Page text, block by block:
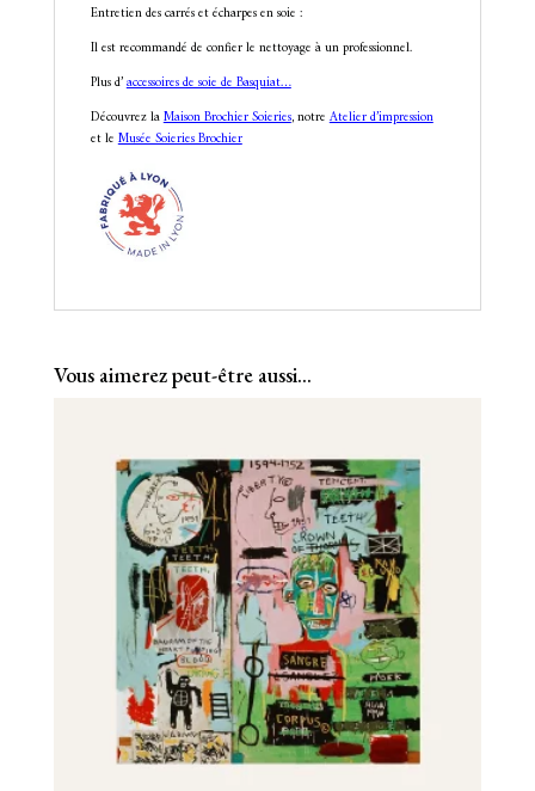
Entretien des carrés et écharpes en soie :
Il est recommandé de confier le nettoyage à un professionnel.
Plus d’accessoires de soie de Basquiat…
Découvrez laMaison Brochier Soieries, notreAtelier d’impression
et leMusée Soieries Brochier
Vous aimerez peut-être aussi…